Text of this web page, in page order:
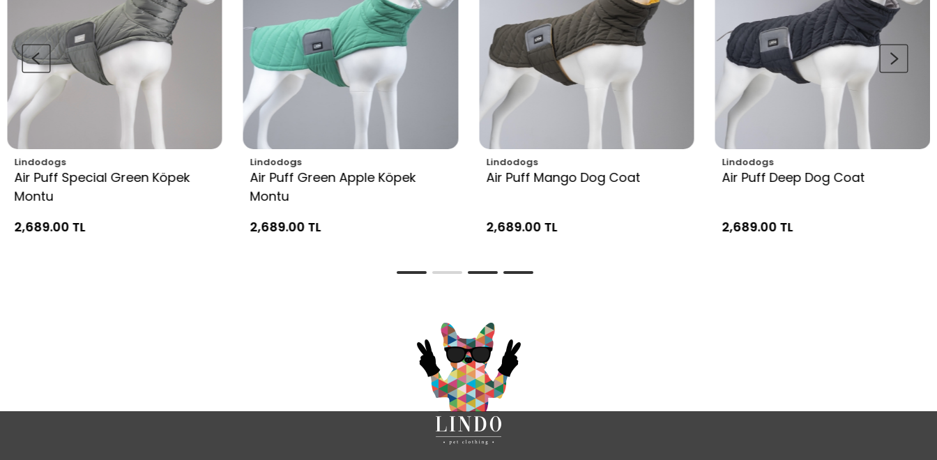
Lindodogs
Air Puff Special Green Köpek
Montu
2,689.00 TL
Lindodogs
Air Puff Green Apple Köpek
Montu
2,689.00 TL
Lindodogs
Air Puff Mango Dog Coat
2,689.00 TL
Lindodogs
Air Puff Deep Dog Coat
2,689.00 TL